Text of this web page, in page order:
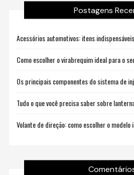
Postagens
Acessórios automotivos: itens
Como escolher o virabrequim ideal para o
Os principais componentes do sistema de
Tudo o que você precisa saber sobre
Volante de direção: como escolher o modelo